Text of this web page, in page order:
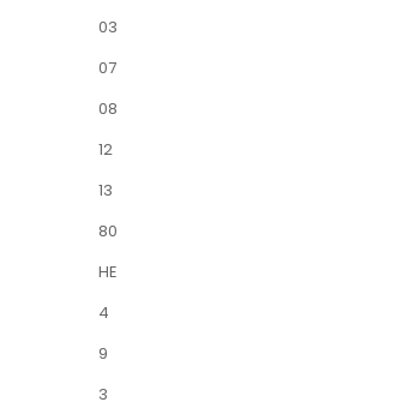
03
07
08
12
13
80
HE
4
9
3